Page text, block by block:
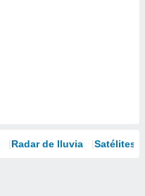
Radar de lluvia Satélites